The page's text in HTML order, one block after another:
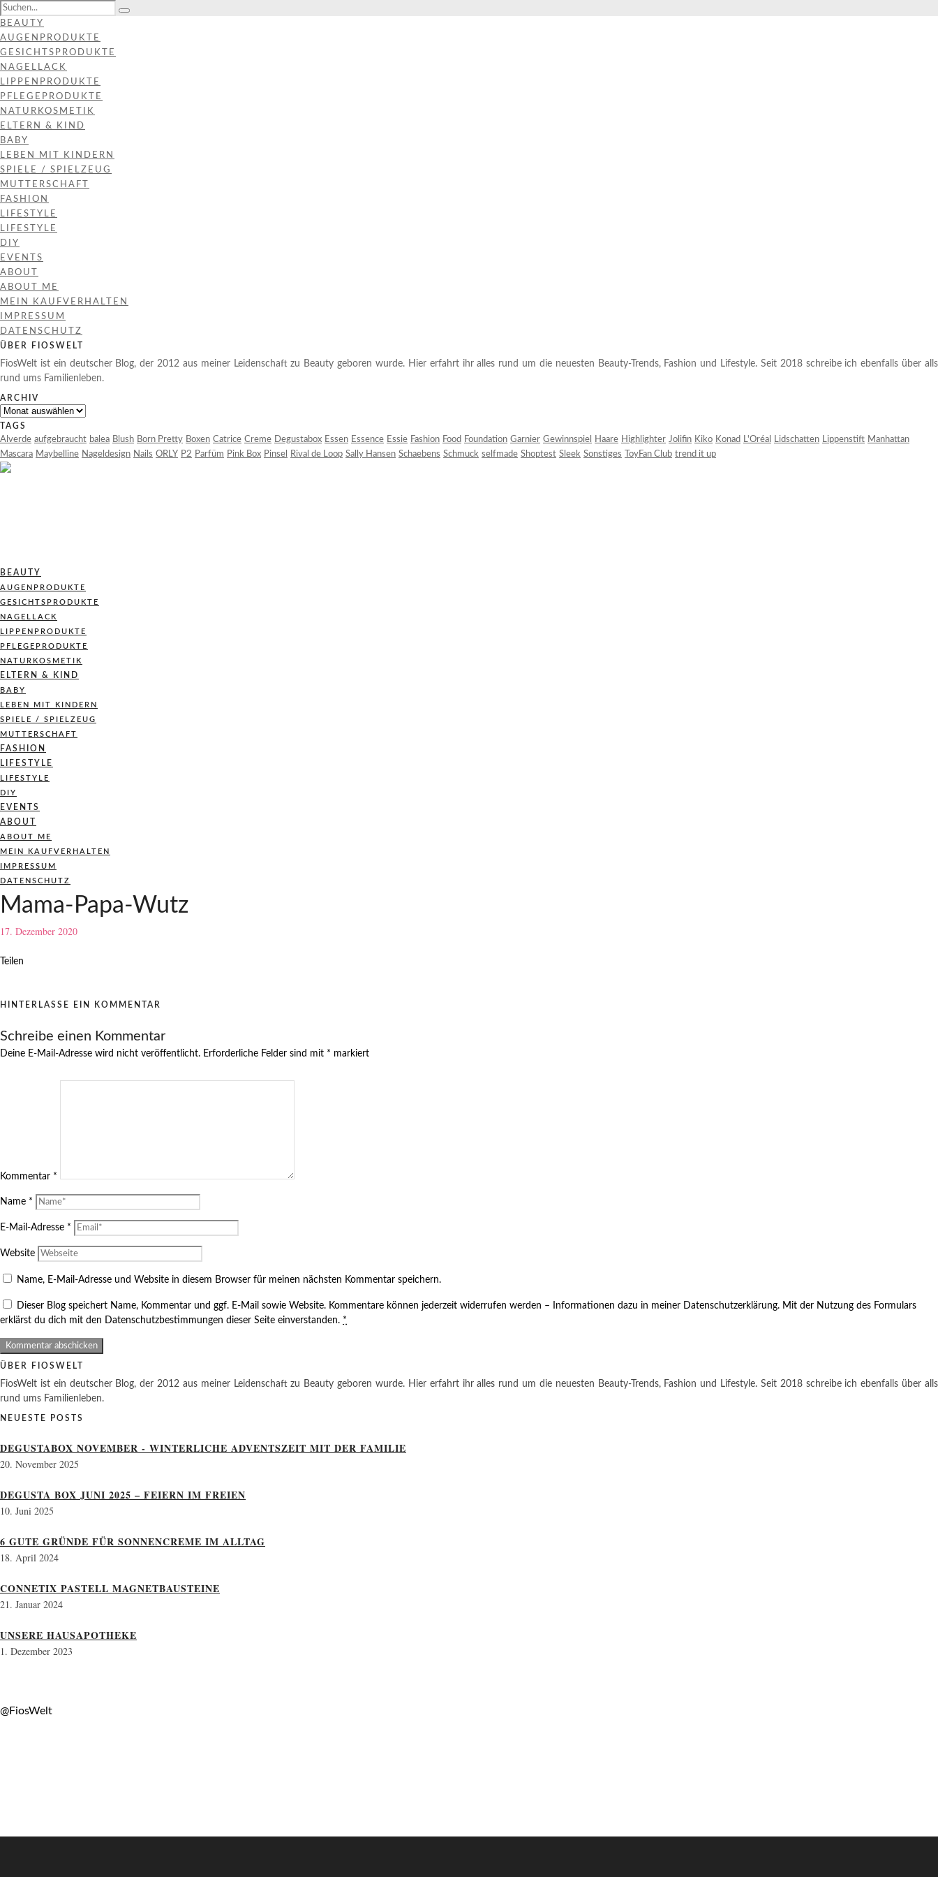
BEAUTY
AUGENPRODUKTE
GESICHTSPRODUKTE
NAGELLACK
LIPPENPRODUKTE
PFLEGEPRODUKTE
NATURKOSMETIK
ELTERN & KIND
BABY
LEBEN MIT KINDERN
SPIELE / SPIELZEUG
MUTTERSCHAFT
FASHION
LIFESTYLE
LIFESTYLE
DIY
EVENTS
ABOUT
ABOUT ME
MEIN KAUFVERHALTEN
IMPRESSUM
DATENSCHUTZ
ÜBER FIOSWELT
FiosWelt ist ein deutscher Blog, der 2012 aus meiner Leidenschaft zu Beauty geboren wurde. Hier erfahrt ihr alles rund um die neuesten Beauty-Trends, Fashion und Lifestyle. Seit 2018 schreibe ich ebenfalls über alls
rund ums Familienleben.
ARCHIV
Archiv
TAGS
Alverde aufgebraucht balea Blush Born Pretty Boxen Catrice Creme Degustabox Essen Essence Essie Fashion Food Foundation Garnier Gewinnspiel Haare Highlighter Jolifin Kiko Konad L'Oréal Lidschatten Lippenstift Manhattan
Mascara Maybelline Nageldesign Nails ORLY P2 Parfüm Pink Box Pinsel Rival de Loop Sally Hansen Schaebens Schmuck selfmade Shoptest Sleek Sonstiges ToyFan Club trend it up
BEAUTY
AUGENPRODUKTE
GESICHTSPRODUKTE
NAGELLACK
LIPPENPRODUKTE
PFLEGEPRODUKTE
NATURKOSMETIK
ELTERN & KIND
BABY
LEBEN MIT KINDERN
SPIELE / SPIELZEUG
MUTTERSCHAFT
FASHION
LIFESTYLE
LIFESTYLE
DIY
EVENTS
ABOUT
ABOUT ME
MEIN KAUFVERHALTEN
IMPRESSUM
DATENSCHUTZ
Mama-Papa-Wutz
17. Dezember 2020
Teilen
HINTERLASSE EIN KOMMENTAR
Schreibe einen Kommentar
Deine E-Mail-Adresse wird nicht veröffentlicht. Erforderliche Felder sind mit * markiert
Kommentar *
Name *
E-Mail-Adresse *
Website
Name, E-Mail-Adresse und Website in diesem Browser für meinen nächsten Kommentar speichern.
Dieser Blog speichert Name, Kommentar und ggf. E-Mail sowie Website. Kommentare können jederzeit widerrufen werden – Informationen dazu in meiner Datenschutzerklärung. Mit der Nutzung des Formulars
erklärst du dich mit den Datenschutzbestimmungen dieser Seite einverstanden. *
ÜBER FIOSWELT
FiosWelt ist ein deutscher Blog, der 2012 aus meiner Leidenschaft zu Beauty geboren wurde. Hier erfahrt ihr alles rund um die neuesten Beauty-Trends, Fashion und Lifestyle. Seit 2018 schreibe ich ebenfalls über alls
rund ums Familienleben.
NEUESTE POSTS
DEGUSTABOX NOVEMBER - WINTERLICHE ADVENTSZEIT MIT DER FAMILIE
20. November 2025
DEGUSTA BOX JUNI 2025 – FEIERN IM FREIEN
10. Juni 2025
6 GUTE GRÜNDE FÜR SONNENCREME IM ALLTAG
18. April 2024
CONNETIX PASTELL MAGNETBAUSTEINE
21. Januar 2024
UNSERE HAUSAPOTHEKE
1. Dezember 2023
@FiosWelt